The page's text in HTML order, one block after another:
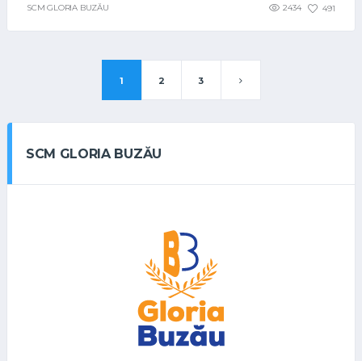
SCM GLORIA BUZĂU 2434 491
1 2 3
SCM GLORIA BUZĂU